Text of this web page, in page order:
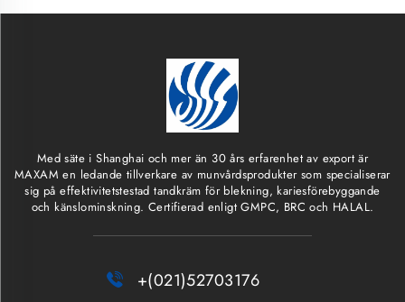
Med säte i Shanghai och mer än 30 års erfarenhet av export är
MAXAM en ledande tillverkare av munvårdsprodukter som specialiserar
sig på effektivitetstestad tandkräm för blekning, kariesförebyggande
och känslominskning. Certifierad enligt GMPC, BRC och HALAL.
 +(021)52703176